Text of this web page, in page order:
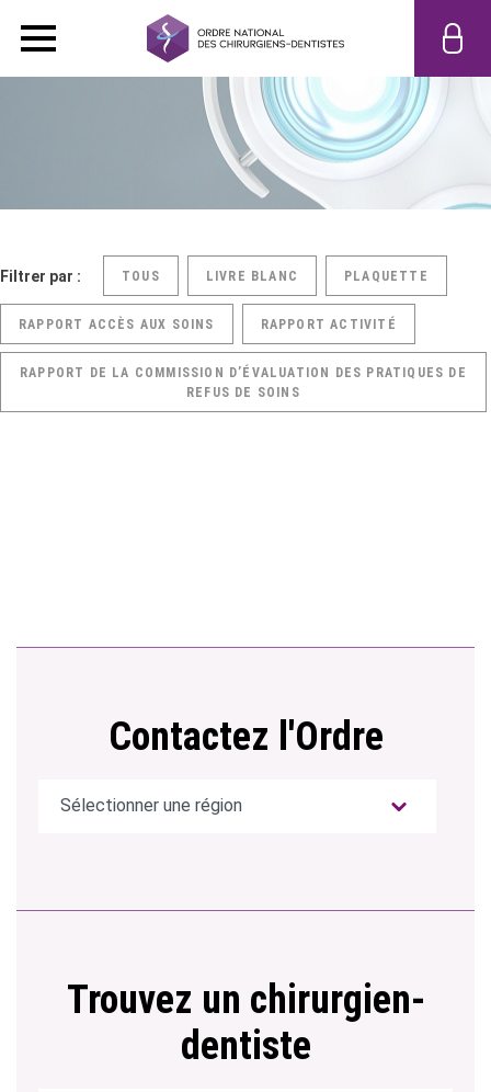
Filtrer par : TOUS LIVRE BLANC PLAQUETTE
RAPPORT ACCÈS AUX SOINS RAPPORT ACTIVITÉ
RAPPORT DE LA COMMISSION D’ÉVALUATION DES PRATIQUES DE
REFUS DE SOINS
Contactez l'Ordre
Trouvez un chirurgien-
dentiste